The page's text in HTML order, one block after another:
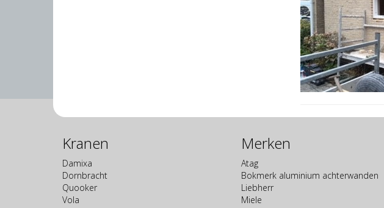
Kranen
Damixa
Dornbracht
Quooker
Vola
Merken
Atag
Bokmerk aluminium achterwanden
Liebherr
Miele